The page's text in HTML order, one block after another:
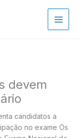
devem
candidatos a
no exame Os